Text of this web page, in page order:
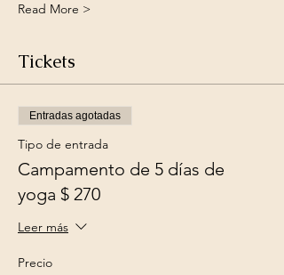
Read More >
Tickets
Entradas agotadas
Tipo de entrada
Campamento de 5 días de
yoga $ 270
Leer más
Precio